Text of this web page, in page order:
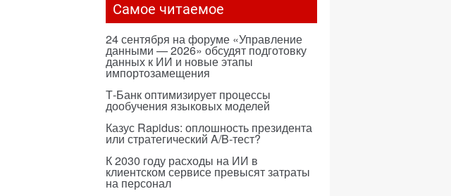
Самое читаемое
24 сентября на форуме «Управление
данными — 2026» обсудят подготовку
данных к ИИ и новые этапы
импортозамещения
Т-Банк оптимизирует процессы
дообучения языковых моделей
Казус Rapidus: оплошность президента
или стратегический A/B-тест?
К 2030 году расходы на ИИ в
клиентском сервисе превысят затраты
на персонал